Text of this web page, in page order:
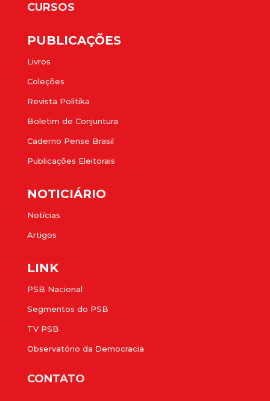
CURSOS
PUBLICAÇÕES
Livros
Coleções
Revista Politika
Boletim de Conjuntura
Caderno Pense Brasil
Publicações Eleitorais
NOTICIÁRIO
Notícias
Artigos
LINK
PSB Nacional
Segmentos do PSB
TV PSB
Observatório da Democracia
CONTATO